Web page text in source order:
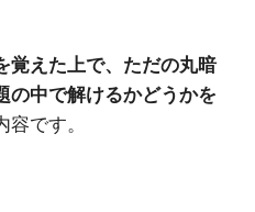
覚えた上で、ただの丸暗
の中で解けるかどうかを
容です。